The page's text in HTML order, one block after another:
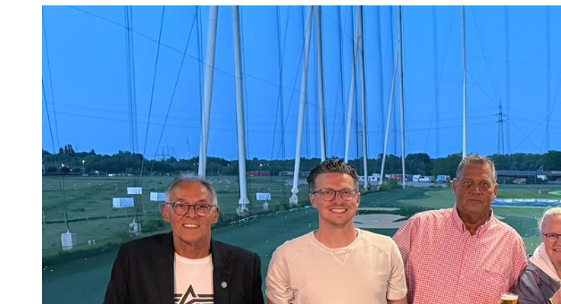
Vorstand
Satzung
Jugendordnung
Anmeldeformular
Kontakt